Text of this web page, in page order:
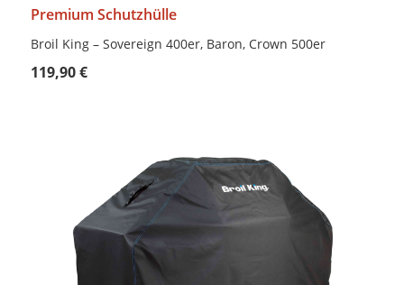
Premium Schutzhülle
Broil King – Sovereign 400er, Baron, Crown 500er
119,90 €